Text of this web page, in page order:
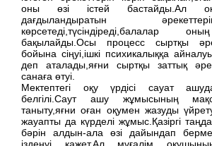
оны өзі істей бастайды.Ал
дағдыландыратын
көрсетеді,түсіндіреді,балалар
бақылайды.Осы процесс сыртқы
бойына сіңуі,ішкі психикалыққа
деп аталады,яғни сыртқы заттық
санаға өтуі.
Мектептегі оқу үрдісі сауат
белгілі.Саут ашу жұмысының
таныту,яғни оған оқумен жазуды
жауапты да күрделі жұмыс.Қазіргі
бәрін алдын-ала өзі дайындап